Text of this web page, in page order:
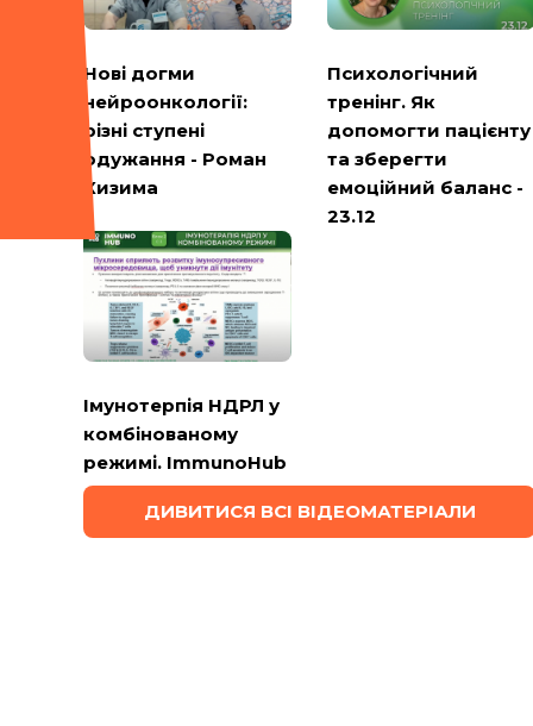
Нові догми
нейроонкології:
різні ступені
одужання - Роман
Кизима
Психологічний
тренінг. Як
допомогти пацієнту
та зберегти
емоційний баланс -
23.12
Імунотерпія НДРЛ у
комбінованому
режимі. ImmunoHub
ДИВИТИСЯ ВСІ ВІДЕОМАТЕРІАЛИ